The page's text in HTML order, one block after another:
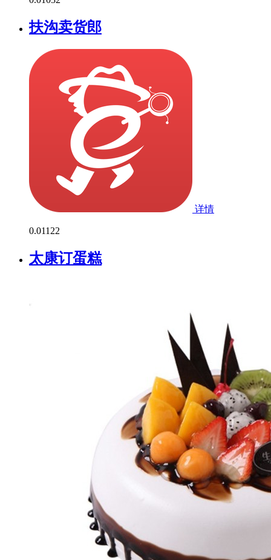
扶沟卖货郎
详情
0.01122
太康订蛋糕